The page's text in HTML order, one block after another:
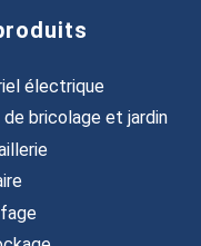
électrique
bricolage et jardin